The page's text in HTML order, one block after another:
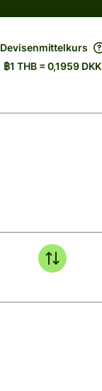
Devisenmittelkurs
฿1 THB = 0,1959 DKK